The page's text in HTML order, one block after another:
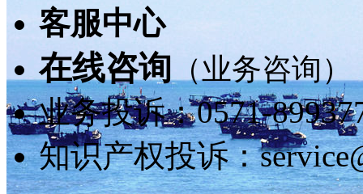
客服中心
在线咨询 （业务咨询）
业务投诉：0571-
知识产权投诉：